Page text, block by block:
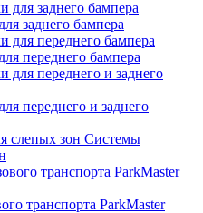
заднего бампера
переднего бампера
переднего и заднего
Системы
транспорта ParkMaster